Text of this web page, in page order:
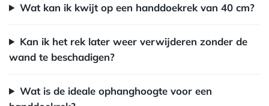
Wat kan ik kwijt op een handdoekrek van 40 cm?
Kan ik het rek later weer verwijderen zonder de
wand te beschadigen?
Wat is de ideale ophanghoogte voor een